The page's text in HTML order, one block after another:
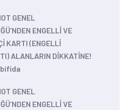
GENEL
ENGELLİ VE
KARTI (ENGELLİ
ALANLARIN DİKKATİNE!
GENEL
ENGELLİ VE